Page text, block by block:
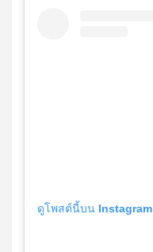
ดูโพสต์นี้บน Instagram